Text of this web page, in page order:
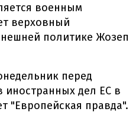
военным
верховный
политике Жозеп
перед
иностранных дел ЕС в
"Европейская правда".